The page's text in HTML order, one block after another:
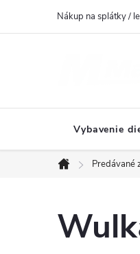
Nákup na splátky /
Vybavenie
Domov
Predávané